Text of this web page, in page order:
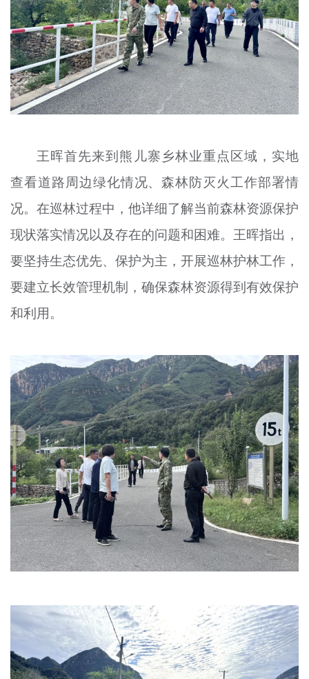
资料库
+
王晖首先来到熊儿寨乡林业重点区域，实地
查看道路周边绿化情况、森林防灭火工作部署情
况。在巡林过程中，他详细了解当前森林资源保护
现状落实情况以及存在的问题和困难。王晖指出，
要坚持生态优先、保护为主，开展巡林护林工作，
要建立长效管理机制，确保森林资源得到有效保护
和利用。